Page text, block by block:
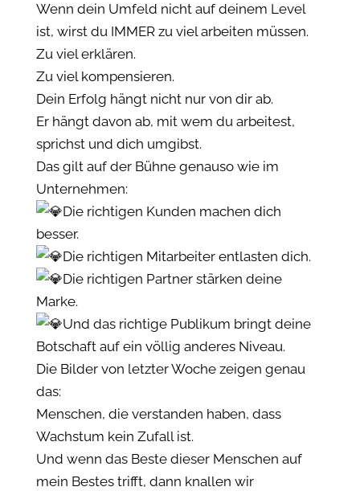
Wenn dein Umfeld nicht auf deinem Level
ist, wirst du IMMER zu viel arbeiten müssen.
Zu viel erklären.
Zu viel kompensieren.
Dein Erfolg hängt nicht nur von dir ab.
Er hängt davon ab, mit wem du arbeitest,
sprichst und dich umgibst.
Das gilt auf der Bühne genauso wie im
Unternehmen:
Die richtigen Kunden machen dich
besser.
Die richtigen Mitarbeiter entlasten dich.
Die richtigen Partner stärken deine
Marke.
Und das richtige Publikum bringt deine
Botschaft auf ein völlig anderes Niveau.
Die Bilder von letzter Woche zeigen genau
das:
Menschen, die verstanden haben, dass
Wachstum kein Zufall ist.
Und wenn das Beste dieser Menschen auf
mein Bestes trifft, dann knallen wir